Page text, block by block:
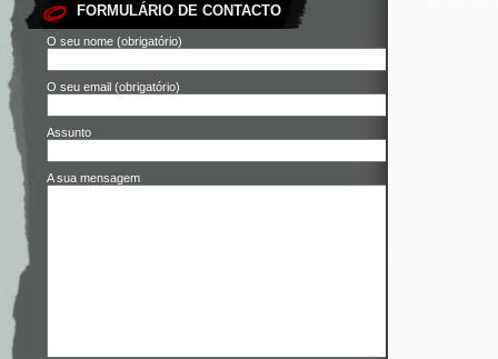
FORMULÁRIO DE CONTACTO
O seu nome (obrigatório)
O seu email (obrigatório)
Assunto
A sua mensagem